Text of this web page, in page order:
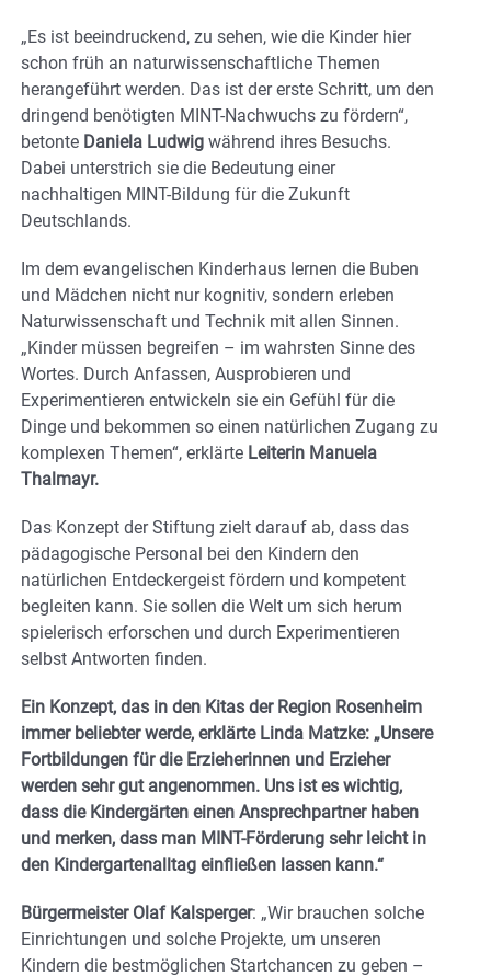
„Es ist beeindruckend, zu sehen, wie die Kinder hier
schon früh an naturwissenschaftliche Themen
herangeführt werden. Das ist der erste Schritt, um den
dringend benötigten MINT-Nachwuchs zu fördern“,
betonte Daniela Ludwig während ihres Besuchs.
Dabei unterstrich sie die Bedeutung einer
nachhaltigen MINT-Bildung für die Zukunft
Deutschlands.
Im dem evangelischen Kinderhaus lernen die Buben
und Mädchen nicht nur kognitiv, sondern erleben
Naturwissenschaft und Technik mit allen Sinnen.
„Kinder müssen begreifen – im wahrsten Sinne des
Wortes. Durch Anfassen, Ausprobieren und
Experimentieren entwickeln sie ein Gefühl für die
Dinge und bekommen so einen natürlichen Zugang zu
komplexen Themen“, erklärte Leiterin Manuela
Thalmayr.
Das Konzept der Stiftung zielt darauf ab, dass das
pädagogische Personal bei den Kindern den
natürlichen Entdeckergeist fördern und kompetent
begleiten kann. Sie sollen die Welt um sich herum
spielerisch erforschen und durch Experimentieren
selbst Antworten finden.
Ein Konzept, das in den Kitas der Region Rosenheim
immer beliebter werde, erklärte Linda Matzke: „Unsere
Fortbildungen für die Erzieherinnen und Erzieher
werden sehr gut angenommen. Uns ist es wichtig,
dass die Kindergärten einen Ansprechpartner haben
und merken, dass man MINT-Förderung sehr leicht in
den Kindergartenalltag einfließen lassen kann.“
Bürgermeister Olaf Kalsperger: „Wir brauchen solche
Einrichtungen und solche Projekte, um unseren
Kindern die bestmöglichen Startchancen zu geben –